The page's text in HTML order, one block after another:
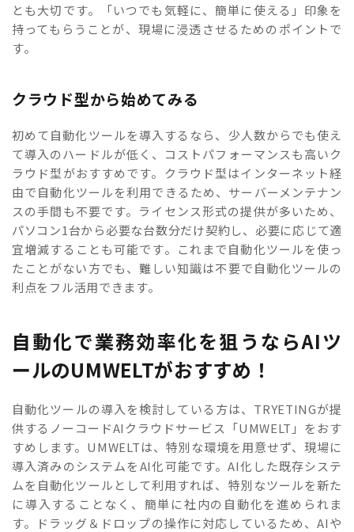
とも大切です。「いつでも気軽に、簡単に使える」印象を
持ってもらうことが、現場に浸透させるためのポイントで
す。
クラウド型から始めてみる
初めて自動化ツールを導入するなら、少人数からでも使え
て導入のハードルが低く、コストパフォーマンスも高いク
ラウド型がおすすめです。クラウド型はインターネット経
由で自動化ツールを利用できるため、サーバーメンテナン
スの手間も不要です。ライセンス形式の提供が多いため、
パソコン1台から必要な台数分だけ契約し、必要に応じて適
宜増減することも可能です。これまで自動化ツールを使っ
たことがない方でも、難しい知識は不要で自動化ツールの
利点をフル活用できます。
自動化で業務効率化を狙うならAIツ
ールのUMWELTがおすすめ！
自動化ツールの導入を検討している方は、TRYETINGが提
供するノーコードAIクラウドサービス「UMWELT」をおす
すめします。UMWELTは、特別な環境を用意せず、現場に
導入済みのシステムをAI化可能です。AI化した既存システ
ムを自動化ツールとして利用すれば、特別なツールを新た
に導入することなく、簡単に社内の自動化を進められま
す。ドラッグ＆ドロップの操作に対応しているため、AIや